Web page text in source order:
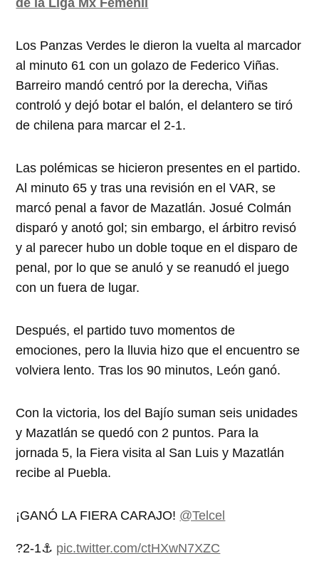
Los Panzas Verdes le dieron la vuelta al marcador
al minuto 61 con un golazo de Federico Viñas.
Barreiro mandó centró por la derecha, Viñas
controló y dejó botar el balón, el delantero se tiró
de chilena para marcar el 2-1.
Las polémicas se hicieron presentes en el partido.
Al minuto 65 y tras una revisión en el VAR, se
marcó penal a favor de Mazatlán. Josué Colmán
disparó y anotó gol; sin embargo, el árbitro revisó
y al parecer hubo un doble toque en el disparo de
penal, por lo que se anuló y se reanudó el juego
con un fuera de lugar.
Después, el partido tuvo momentos de
emociones, pero la lluvia hizo que el encuentro se
volviera lento. Tras los 90 minutos, León ganó.
Con la victoria, los del Bajío suman seis unidades
y Mazatlán se quedó con 2 puntos. Para la
jornada 5, la Fiera visita al San Luis y Mazatlán
recibe al Puebla.
¡GANÓ LA FIERA CARAJO! @Telcel
?2-1⚓️ pic.twitter.com/ctHXwN7XZC